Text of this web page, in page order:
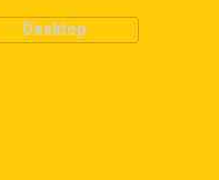
Desktop